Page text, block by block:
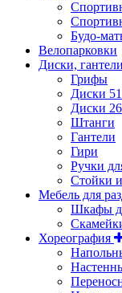
Будо-
Велопарковки
Диски,
Грифы
Диски
Диски
Штанги
Гантели
Гири
Ручки
Стойки
Мебель для
Шкафы
Хореография